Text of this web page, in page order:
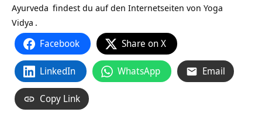
Ayurveda findest du auf den Internetseiten von Yoga
Vidya .
Facebook Share on X
LinkedIn WhatsApp Email
Copy Link